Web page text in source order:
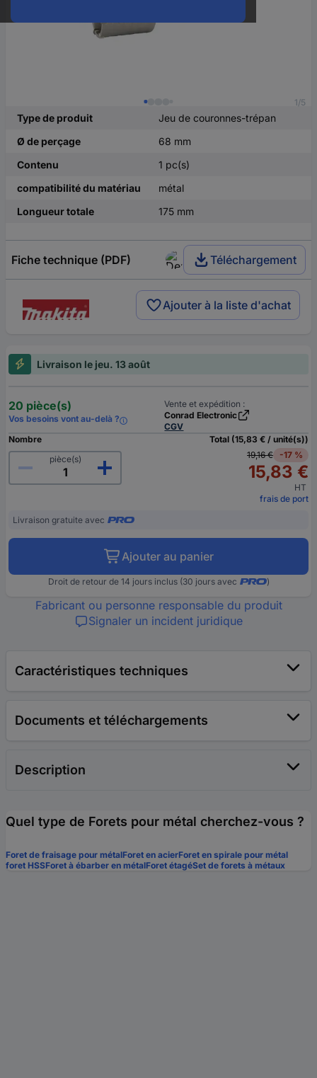
1/5
Type de produit
Jeu de couronnes-trépan
Ø de perçage
68 mm
Contenu
1 pc(s)
compatibilité du matériau
métal
Longueur totale
175 mm
Fiche technique (PDF) Téléchargement
Ajouter à la liste d'achat
Livraison le jeu. 13 août
20 pièce(s)
Vos besoins vont au-delà ?
Vente et expédition :
Conrad Electronic
CGV
Nombre
pièce(s)
Total (15,83 € / unité(s))
19,16 €
-17 %
15,83 €
HT
frais de port
Livraison gratuite avec
Ajouter au panier
Droit de retour de 14 jours inclus (30 jours avec )
Fabricant ou personne responsable du produit
Signaler un incident juridique
Caractéristiques techniques
Documents et téléchargements
Description
Quel type de Forets pour métal cherchez-vous ?
Foret de fraisage pour métalForet en acierForet en spirale pour métal
foret HSSForet à ébarber en métalForet étagéSet de forets à métaux